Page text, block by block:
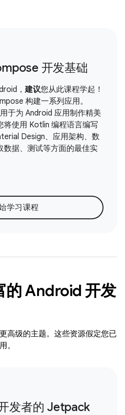
开发基础
，建议您从此课程学起！
构建一系列应用。
于为 Android 应用制作精美
将使用 Kotlin 编程语言编写
Design、应用架构、数
数据、测试等方面的最佳实
学习课程
的 Android 开发
高级的主题。这些资源假定您已
。
发者的 Jetpack